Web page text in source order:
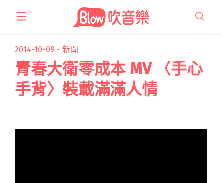
2014-10-09・ 新聞
青春大衛零成本 MV 〈手心
手背〉裝載滿滿人情